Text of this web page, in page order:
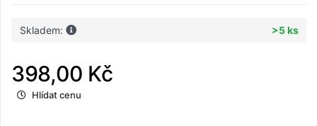
Skladem: >5 ks
398,00 Kč
Hlídat cenu